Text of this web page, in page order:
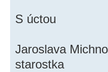
S úctou
Jaroslava
starostka